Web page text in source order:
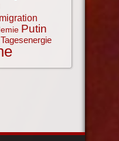
migration
Putin
Tagesenergie